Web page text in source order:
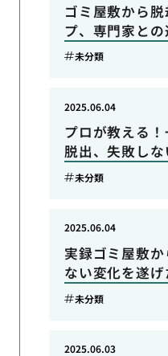
ゴミ屋敷から
プ、専門家と
未分類
プロが教える
脱出、失敗し
2025.06.04
未分類
実録ゴミ屋敷
ない変化を遂
2025.06.04
未分類
2025.06.03